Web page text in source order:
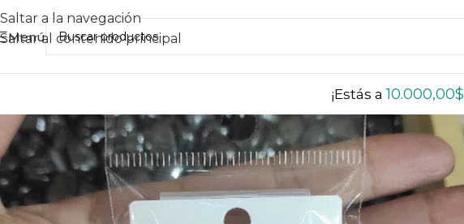
Saltar a la navegación
Saltar al contenido principal
Menú
¡Estás a10.000,00$